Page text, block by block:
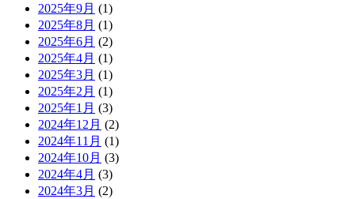
2025年9月 (1)
2025年8月 (1)
2025年6月 (2)
2025年4月 (1)
2025年3月 (1)
2025年2月 (1)
2025年1月 (3)
2024年12月 (2)
2024年11月 (1)
2024年10月 (3)
2024年4月 (3)
2024年3月 (2)